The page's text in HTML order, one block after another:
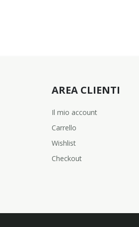
AREA CLIENTI
Il mio account
Carrello
Wishlist
Checkout